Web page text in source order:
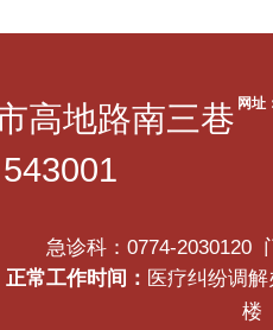
网址
高地路南三巷
急诊科：0774-2030120
正常工作时间： 医疗纠纷调
楼